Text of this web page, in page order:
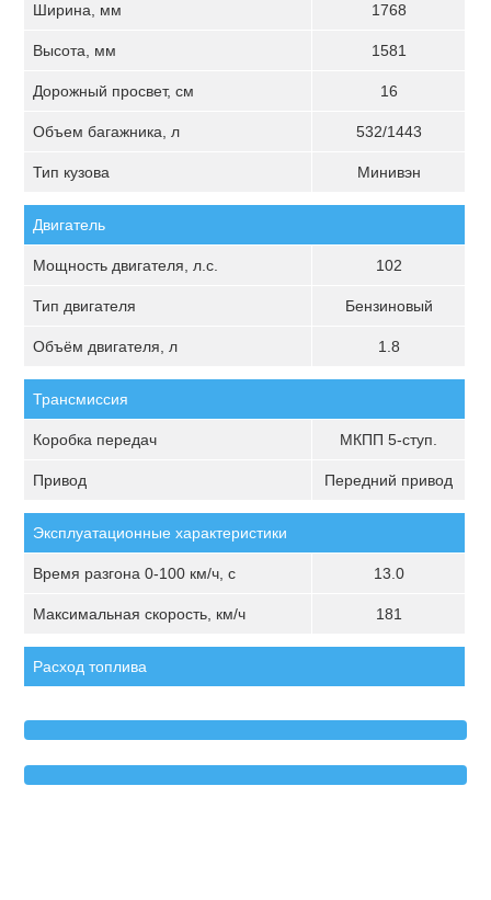
Ширина, мм 1768
Высота, мм 1581
Дорожный просвет, см 16
Объем багажника, л 532/1443
Тип кузова Минивэн
Двигатель
Мощность двигателя, л.с. 102
Тип двигателя Бензиновый
Объём двигателя, л 1.8
Трансмиссия
Коробка передач МКПП 5-ступ.
Привод Передний привод
Эксплуатационные характеристики
Время разгона 0-100 км/ч, с 13.0
Максимальная скорость, км/ч 181
Расход топлива